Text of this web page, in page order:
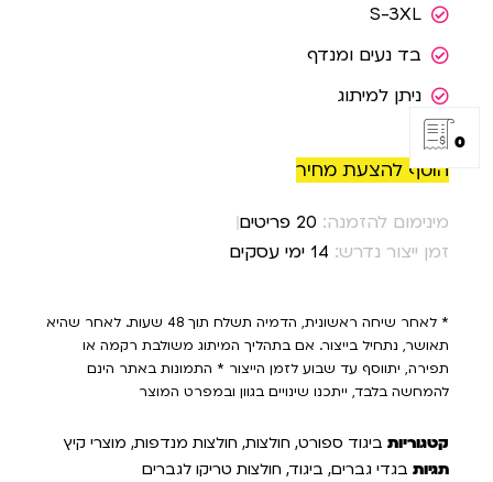
0
S-3XL
בד נעים ומנדף
ניתן למיתוג
הוסף להצעת מחיר
מינימום להזמנה: 20 פריטים
זמן ייצור נדרש: 14 ימי עסקים
* לאחר שיחה ראשונית, הדמיה תשלח תוך 48 שעות. לאחר שהיא
תאושר, נתחיל בייצור. אם בתהליך המיתוג משולבת רקמה או
תפירה, יתווסף עד שבוע לזמן הייצור * התמונות באתר הינם
להמחשה בלבד, ייתכנו שינויים בגוון ובמפרט המוצר
קטגוריות ביגוד ספורט, חולצות, חולצות מנדפות, מוצרי קיץ
תגיות בגדי גברים, ביגוד, חולצות טריקו לגברים